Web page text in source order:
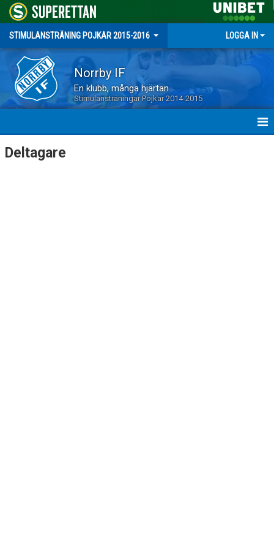
STIMULANSTRÄNING POJKAR 2015-2016 LOGGA IN
Norrby IF
En klubb, många hjärtan
Stimulansträningar Pojkar 2014-2015
HEM
Deltagare